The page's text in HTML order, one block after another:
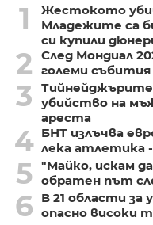
1
Жестокото
Младежите са
си купили
2
След Мондиал
големи събития
3
убийство на
ареста
4 БНТ излъчва
лека атлетика
5 "Майко, искам
обратен път
6
В 21 области за
опасно високи